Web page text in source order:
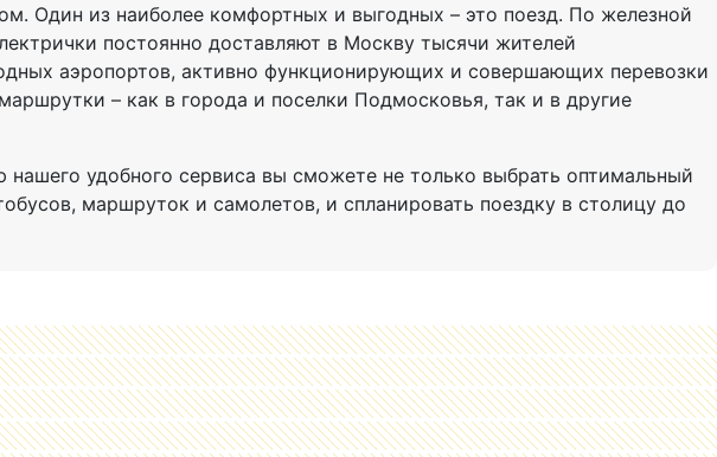
Один из наиболее комфортных и выгодных – это поезд. По железной
постоянно доставляют в Москву тысячи жителей
аэропортов, активно функционирующих и совершающих перевозки
– как в города и поселки Подмосковья, так и в другие
удобного сервиса вы сможете не только выбрать оптимальный
маршруток и самолетов, и спланировать поездку в столицу до